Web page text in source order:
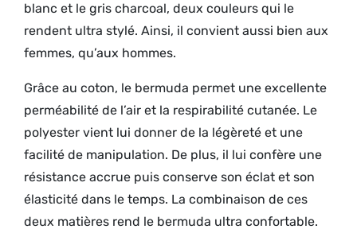
blanc et le gris charcoal, deux couleurs qui le
rendent ultra stylé. Ainsi, il convient aussi bien aux
femmes, qu’aux hommes.
Grâce au coton, le bermuda permet une excellente
perméabilité de l’air et la respirabilité cutanée. Le
polyester vient lui donner de la légèreté et une
facilité de manipulation. De plus, il lui confère une
résistance accrue puis conserve son éclat et son
élasticité dans le temps. La combinaison de ces
deux matières rend le bermuda ultra confortable.